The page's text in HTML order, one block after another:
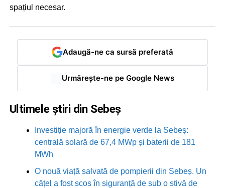
spațiul necesar.
Adaugă-ne ca sursă preferată
Urmărește-ne pe Google News
Ultimele știri din Sebeș
Investiție majoră în energie verde la Sebeș:
centrală solară de 67,4 MWp și baterii de 181
MWh
O nouă viață salvată de pompierii din Sebeș. Un
cățel a fost scos în siguranță de sub o stivă de